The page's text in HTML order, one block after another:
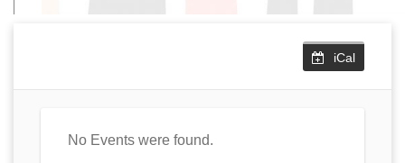
iCal
No Events were found.